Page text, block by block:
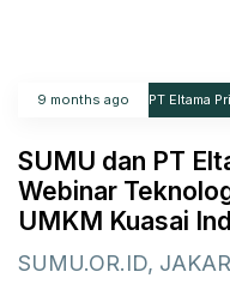
9 months ago PT Eltama
SUMU dan PT
Webinar
UMKM Kuasai
SUMU.OR.ID,